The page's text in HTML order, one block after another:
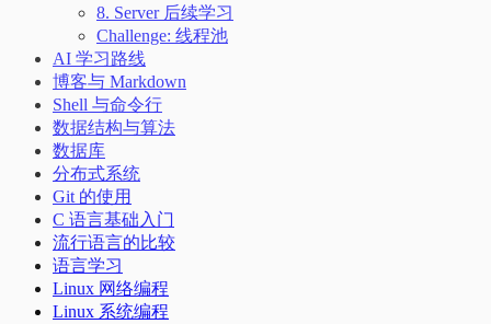
8. Server 后续学习
Challenge: 线程池
AI 学习路线
博客与 Markdown
Shell 与命令行
数据结构与算法
数据库
分布式系统
Git 的使用
C 语言基础入门
流行语言的比较
语言学习
Linux 网络编程
Linux 系统编程